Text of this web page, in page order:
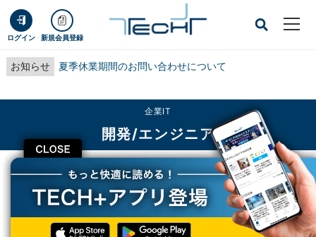
ログイン 新規会員登録
お知らせ 夏季休業期間のお問い合わせについて
CLOSE
企業IT
開発/エンジニア
TECH+ 企業IT 開発/エンジニア JPRS、2015年の年次報告書を公開
JPRS、2015年の年次報告書を公開